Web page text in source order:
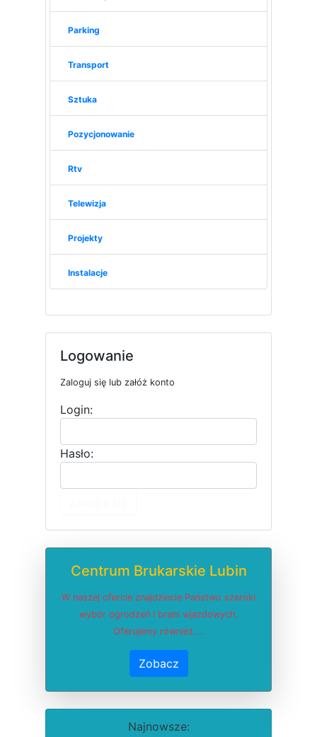
Parking
Transport
Sztuka
Pozycjonowanie
Rtv
Telewizja
Projekty
Instalacje
Logowanie
Zaloguj się lub załóż konto
Login:
Hasło:
Centrum Brukarskie Lubin
W naszej ofercie znajdziecie Państwo szeroki
wybór ogrodzeń i bram wjazdowych.
Oferujemy również ...
Zobacz
Najnowsze: